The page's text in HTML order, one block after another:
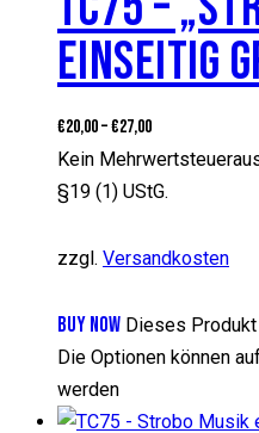
EINSEITIG
€20,00–€27,00
Kein
§19 (1) UStG.
zzgl. Versandkosten
BUY NOW Dieses
Die Optionen können
werden